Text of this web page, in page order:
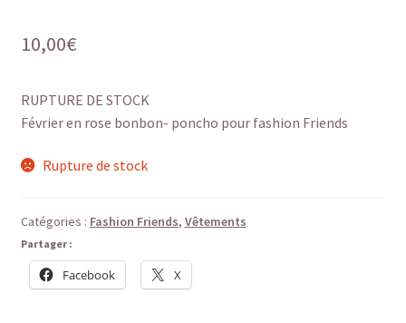
10,00€
RUPTURE DE STOCK
Février en rose bonbon- poncho pour fashion Friends
Rupture de stock
Catégories : Fashion Friends, Vêtements
Partager :
Facebook X